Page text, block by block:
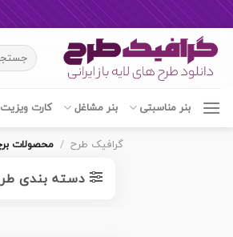
content
جستجو
برای:
بنر مناسبتی بنر مشاغل کارت ویزیت
گرافیک طرح / محصولات
دسته بندی